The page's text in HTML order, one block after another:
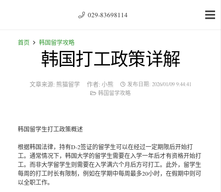
029-83698114
首页 韩国留学攻略
韩国打工政策详解
文章来源: 熊猫留学 作者: 小熊 发布日期:2026/01/09 9:44:41
韩国留学攻略
韩国留学生打工政策概述
根据韩国法律，持有D-2签证的留学生可以在经过一定期限后开始打
工。通常情况下，韩国大学的留学生需要在入学一年后才有资格开始打
工。而非大学留学生则需要在入学满六个月后方可打工。此外，留学生
每周的打工时长有限制，例如在学期中每周最多20小时，在假期中则可
以全职工作。